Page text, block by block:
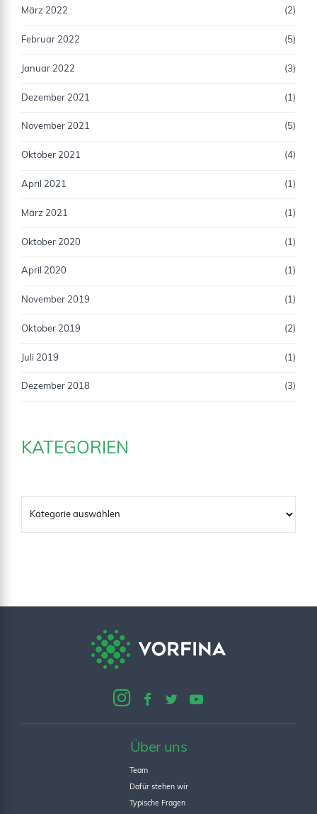
März 2022 (2)
Februar 2022 (5)
Januar 2022 (3)
Dezember 2021 (1)
November 2021 (5)
Oktober 2021 (4)
April 2021 (1)
März 2021 (1)
Oktober 2020 (1)
April 2020 (1)
November 2019 (1)
Oktober 2019 (2)
Juli 2019 (1)
Dezember 2018 (3)
KATEGORIEN
Über uns
Team
Dafür stehen wir
Typische Fragen